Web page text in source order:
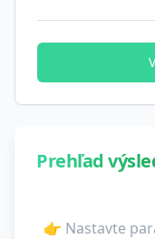
Prehľad
👉 Nastavte